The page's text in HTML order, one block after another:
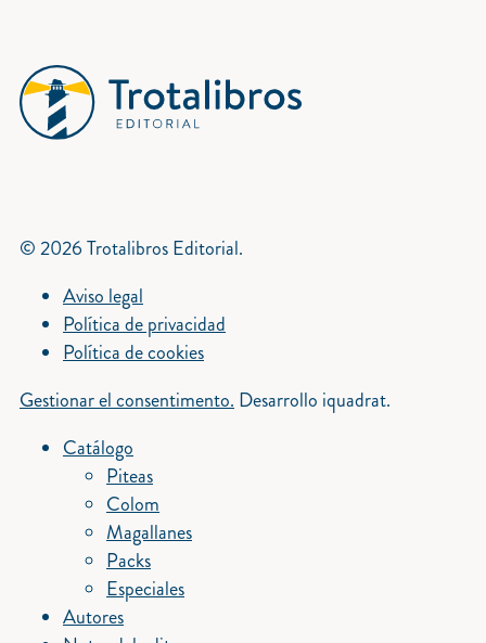
© 2026 Trotalibros Editorial.
Aviso legal
Política de privacidad
Política de cookies
Gestionar el consentimento.Desarrollo iquadrat.
Catálogo
Piteas
Colom
Magallanes
Packs
Especiales
Autores